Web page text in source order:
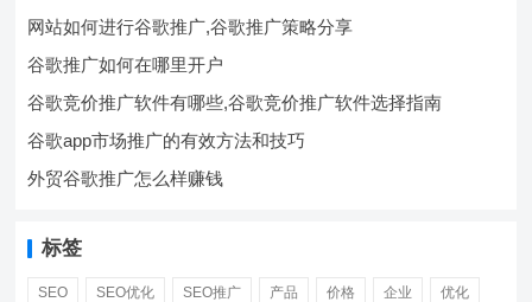
网站如何进行谷歌推广,谷歌推广策略分享
谷歌推广如何在哪里开户
谷歌竞价推广软件有哪些,谷歌竞价推广软件选择指南
谷歌app市场推广的有效方法和技巧
外贸谷歌推广怎么样赚钱
标签
SEO SEO优化 SEO推广 产品 价格 企业 优化